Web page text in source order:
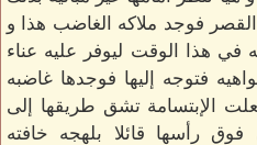
فوجد ملاكه الغاضب هذا و
في هذا الوقت ليوفر عليه عناء
فتوجه إليها فوجدها غاضبه
الإبتسامة تشق طريقها إلى
رأسها قائلا بلهجه خافته